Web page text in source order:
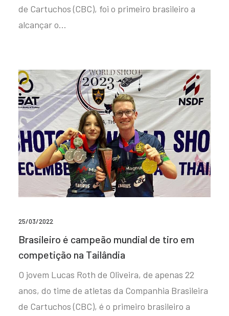
de Cartuchos (CBC), foi o primeiro brasileiro a
alcançar o…
25/03/2022
Brasileiro é campeão mundial de tiro em
competição na Tailândia
O jovem Lucas Roth de Oliveira, de apenas 22
anos, do time de atletas da Companhia Brasileira
de Cartuchos (CBC), é o primeiro brasileiro a